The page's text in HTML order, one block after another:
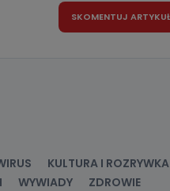
KULTURA I ROZRYWKA
WYWIADY ZDROWIE